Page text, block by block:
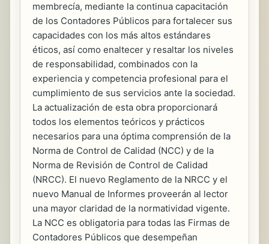
membrecía, mediante la continua capacitación
de los Contadores Públicos para fortalecer sus
capacidades con los más altos estándares
éticos, así como enaltecer y resaltar los niveles
de responsabilidad, combinados con la
experiencia y competencia profesional para el
cumplimiento de sus servicios ante la sociedad.
La actualización de esta obra proporcionará
todos los elementos teóricos y prácticos
necesarios para una óptima comprensión de la
Norma de Control de Calidad (NCC) y de la
Norma de Revisión de Control de Calidad
(NRCC). El nuevo Reglamento de la NRCC y el
nuevo Manual de Informes proveerán al lector
una mayor claridad de la normatividad vigente.
La NCC es obligatoria para todas las Firmas de
Contadores Públicos que desempeñan